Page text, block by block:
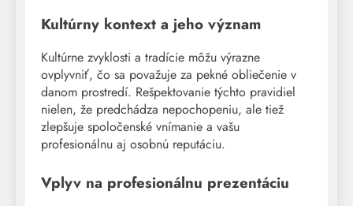
Kultúrny kontext a jeho význam
Kultúrne zvyklosti a tradície môžu výrazne
ovplyvniť, čo sa považuje za pekné obliečenie v
danom prostredí. Rešpektovanie týchto pravidiel
nielen, že predchádza nepochopeniu, ale tiež
zlepšuje spoločenské vnímanie a vašu
profesionálnu aj osobnú reputáciu.
Vplyv na profesionálnu prezentáciu